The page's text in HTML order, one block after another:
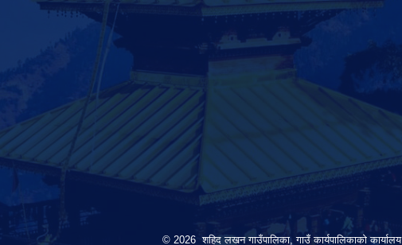
© 2026 शहिद लखन गाउँपालिका, गाउँ कार्यपालिकाको कार्यालय